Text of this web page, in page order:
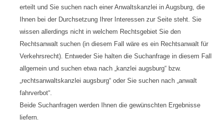
erteilt und Sie suchen nach einer Anwaltskanzlei in Augsburg, die
Ihnen bei der Durchsetzung Ihrer Interessen zur Seite steht. Sie
wissen allerdings nicht in welchem Rechtsgebiet Sie den
Rechtsanwalt suchen (in diesem Fall wäre es ein Rechtsanwalt für
Verkehrsrecht). Entweder Sie halten die Suchanfrage in diesem Fall
allgemein und suchen etwa nach „kanzlei augsburg“ bzw.
„rechtsanwaltskanzlei augsburg“ oder Sie suchen nach „anwalt
fahrverbot“.
Beide Suchanfragen werden Ihnen die gewünschten Ergebnisse
liefern.